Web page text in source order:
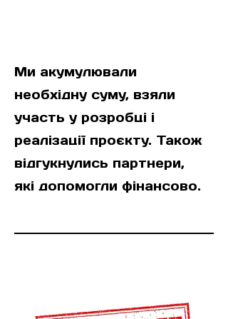
Ми акумулювали
необхідну суму, взяли
участь у розробці і
реалізації проєкту. Також
відгукнулись партнери,
які допомогли фінансово.